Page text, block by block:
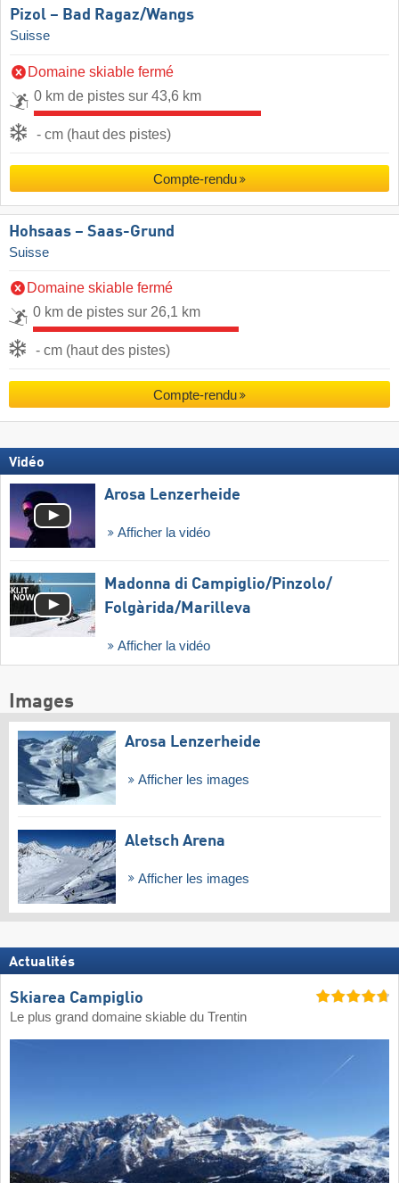
Pizol – Bad Ragaz/​Wangs
Suisse
Domaine skiable fermé
0 km de pistes sur 43,6 km
- cm (haut des pistes)
Compte-rendu
Hohsaas – Saas-Grund
Suisse
Domaine skiable fermé
0 km de pistes sur 26,1 km
- cm (haut des pistes)
Compte-rendu
Vidéo
Arosa Lenzerheide
Afficher la vidéo
Madonna di Campiglio/​Pinzolo/​
Folgàrida/​Marilleva
Afficher la vidéo
Images
Arosa Lenzerheide
Afficher les images
Aletsch Arena
Afficher les images
Actualités
Skiarea Campiglio
Le plus grand domaine skiable du Trentin